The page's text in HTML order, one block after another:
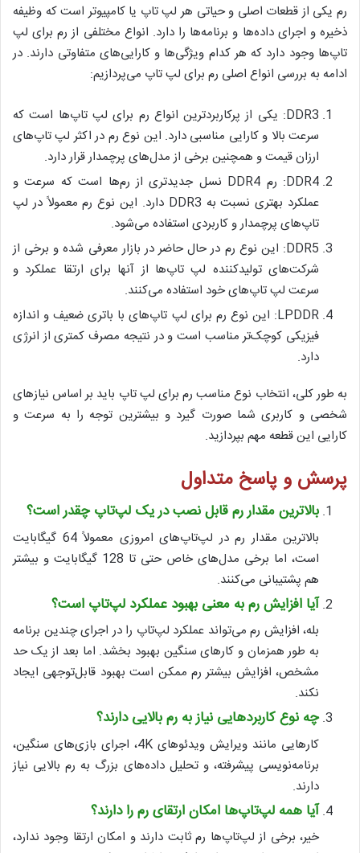
رم یکی از قطعات اصلی و حیاتی هر لپ تاپ یا کامپیوتر است که وظیفه
ذخیره و اجرای داده‌ها و برنامه‌ها را دارد. انواع مختلفی از رم برای لپ
تاپ‌ها وجود دارد که هر کدام ویژگی‌ها و کارایی‌های متفاوتی دارند. در
ادامه به بررسی انواع اصلی رم برای لپ تاپ می‌پردازیم:
DDR3: یکی از پرکاربردترین انواع رم برای لپ تاپ‌ها است که
سرعت بالا و کارایی مناسبی دارد. این نوع رم در اکثر لپ تاپ‌های
ارزان قیمت و همچنین برخی از مدل‌های پرچمدار قرار دارد.
DDR4: رم DDR4 نسل جدیدتری از رم‌ها است که سرعت و
عملکرد بهتری نسبت به DDR3 دارد. این نوع رم معمولاً در لپ
تاپ‌های پرچمدار و کاربردی استفاده می‌شود.
DDR5: این نوع رم در حال حاضر در بازار معرفی شده و برخی از
شرکت‌های تولیدکننده لپ تاپ‌ها از آنها برای ارتقا عملکرد و
سرعت لپ تاپ‌های خود استفاده می‌کنند.
LPDDR: این نوع رم برای لپ تاپ‌های با باتری ضعیف و اندازه
فیزیکی کوچک‌تر مناسب است و در نتیجه مصرف کمتری از انرژی
دارد.
به طور کلی، انتخاب نوع مناسب رم برای لپ تاپ باید بر اساس نیازهای
شخصی و کاربری شما صورت گیرد و بیشترین توجه را به سرعت و
کارایی این قطعه مهم بپردازید.
پرسش و پاسخ متداول
بالاترین مقدار رم قابل نصب در یک لپ‌تاپ چقدر است؟
بالاترین مقدار رم در لپ‌تاپ‌های امروزی معمولاً 64 گیگابایت
است، اما برخی مدل‌های خاص حتی تا 128 گیگابایت و بیشتر
هم پشتیبانی می‌کنند.
آیا افزایش رم به معنی بهبود عملکرد لپ‌تاپ است؟
بله، افزایش رم می‌تواند عملکرد لپ‌تاپ را در اجرای چندین برنامه
به طور همزمان و کارهای سنگین بهبود بخشد. اما بعد از یک حد
مشخص، افزایش بیشتر رم ممکن است بهبود قابل‌توجهی ایجاد
نکند.
چه نوع کاربردهایی نیاز به رم بالایی دارند؟
کارهایی مانند ویرایش ویدئوهای 4K، اجرای بازی‌های سنگین،
برنامه‌نویسی پیشرفته، و تحلیل داده‌های بزرگ به رم بالایی نیاز
دارند.
آیا همه لپ‌تاپ‌ها امکان ارتقای رم را دارند؟
خیر، برخی از لپ‌تاپ‌ها رم ثابت دارند و امکان ارتقا وجود ندارد،